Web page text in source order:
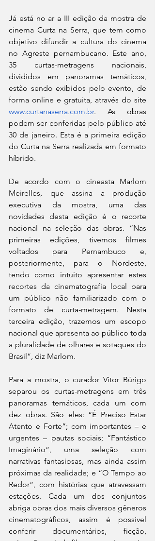
Já está no ar a III edição da mostra de
cinema Curta na Serra, que tem como
objetivo difundir a cultura do cinema
no Agreste pernambucano. Este ano,
35 curtas-metragens nacionais,
divididos em panoramas temáticos,
estão sendo exibidos pelo evento, de
www.curtanaserra.com.br. As obras
podem ser conferidas pelo público até
30 de janeiro. Esta é a primeira edição
do Curta na Serra realizada em formato
híbrido.
De acordo com o cineasta Marlom
Meirelles, que assina a produção
executiva da mostra, uma das
novidades desta edição é o recorte
nacional na seleção das obras. “Nas
primeiras edições, tivemos filmes
voltados para Pernambuco e,
posteriormente, para o Nordeste,
tendo como intuito apresentar estes
recortes da cinematografia local para
um público não familiarizado com o
formato de curta-metragem. Nesta
terceira edição, trazemos um escopo
nacional que apresenta ao público toda
a pluralidade de olhares e sotaques do
Brasil”, diz Marlom.
Para a mostra, o curador Vitor Búrigo
separou os curtas-metragens em três
panoramas temáticos, cada um com
dez obras. São eles: “É Preciso Estar
Atento e Forte”; com importantes – e
urgentes – pautas sociais; “Fantástico
Imaginário”, uma seleção com
narrativas fantasiosas, mas ainda assim
próximas da realidade; e “O Tempo ao
Redor”, com histórias que atravessam
estações. Cada um dos conjuntos
abriga obras dos mais diversos gêneros
cinematográficos, assim é possível
conferir documentários, ficção,